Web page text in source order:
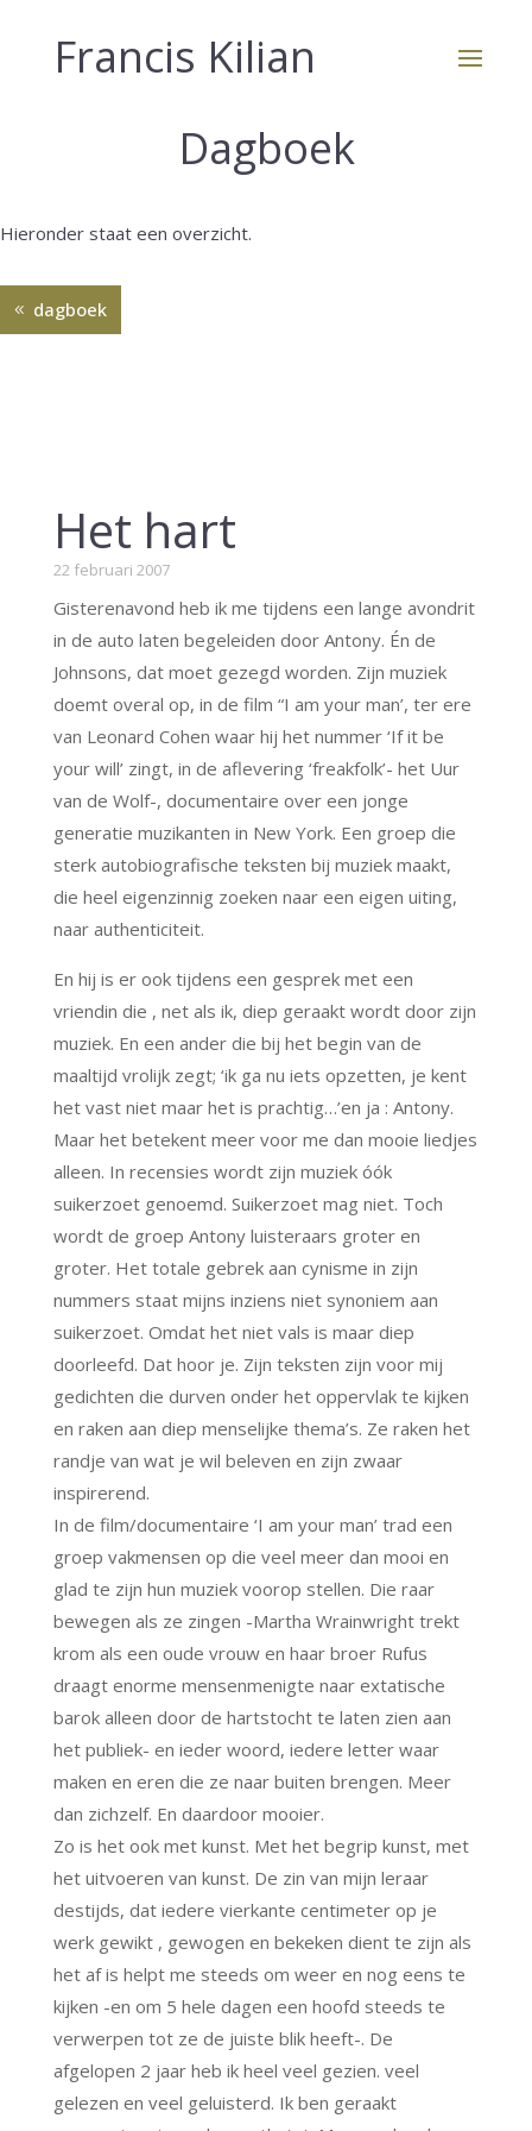
Francis Kilian
Dagboek
Hieronder staat een overzicht.
dagboek
Het hart
22 februari 2007
Gisterenavond heb ik me tijdens een lange avondrit
in de auto laten begeleiden door Antony. Én de
Johnsons, dat moet gezegd worden. Zijn muziek
doemt overal op, in de film “I am your man’, ter ere
van Leonard Cohen waar hij het nummer ‘If it be
your will’ zingt, in de aflevering ‘freakfolk’- het Uur
van de Wolf-, documentaire over een jonge
generatie muzikanten in New York. Een groep die
sterk autobiografische teksten bij muziek maakt,
die heel eigenzinnig zoeken naar een eigen uiting,
naar authenticiteit.
En hij is er ook tijdens een gesprek met een
vriendin die , net als ik, diep geraakt wordt door zijn
muziek. En een ander die bij het begin van de
maaltijd vrolijk zegt; ‘ik ga nu iets opzetten, je kent
het vast niet maar het is prachtig…’en ja : Antony.
Maar het betekent meer voor me dan mooie liedjes
alleen. In recensies wordt zijn muziek óók
suikerzoet genoemd. Suikerzoet mag niet. Toch
wordt de groep Antony luisteraars groter en
groter. Het totale gebrek aan cynisme in zijn
nummers staat mijns inziens niet synoniem aan
suikerzoet. Omdat het niet vals is maar diep
doorleefd. Dat hoor je. Zijn teksten zijn voor mij
gedichten die durven onder het oppervlak te kijken
en raken aan diep menselijke thema’s. Ze raken het
randje van wat je wil beleven en zijn zwaar
inspirerend.
In de film/documentaire ‘I am your man’ trad een
groep vakmensen op die veel meer dan mooi en
glad te zijn hun muziek voorop stellen. Die raar
bewegen als ze zingen -Martha Wrainwright trekt
krom als een oude vrouw en haar broer Rufus
draagt enorme mensenmenigte naar extatische
barok alleen door de hartstocht te laten zien aan
het publiek- en ieder woord, iedere letter waar
maken en eren die ze naar buiten brengen. Meer
dan zichzelf. En daardoor mooier.
Zo is het ook met kunst. Met het begrip kunst, met
het uitvoeren van kunst. De zin van mijn leraar
destijds, dat iedere vierkante centimeter op je
werk gewikt , gewogen en bekeken dient te zijn als
het af is helpt me steeds om weer en nog eens te
kijken -en om 5 hele dagen een hoofd steeds te
verwerpen tot ze de juiste blik heeft-. De
afgelopen 2 jaar heb ik heel veel gezien. veel
gelezen en veel geluisterd. Ik ben geraakt